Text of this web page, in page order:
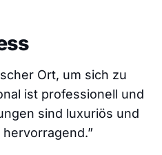
Ort, um sich zu
ist professionell und
sind luxuriös und